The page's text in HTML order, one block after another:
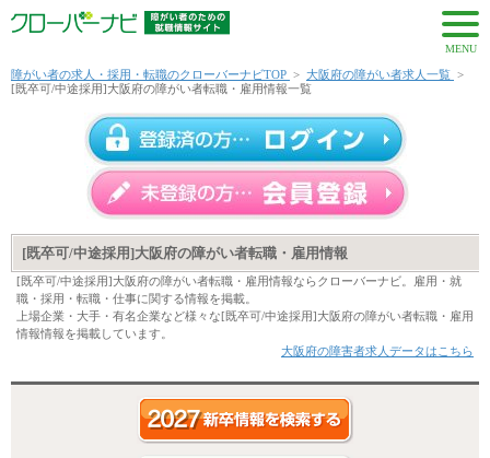
MENU
障がい者の求人・採用・転職のクローバーナビTOP > 大阪府の障がい者求人一覧 >
[既卒可/中途採用]大阪府の障がい者転職・雇用情報一覧
[既卒可/中途採用]大阪府の障がい者転職・雇用情報
[既卒可/中途採用]大阪府の障がい者転職・雇用情報ならクローバーナビ。雇用・就
職・採用・転職・仕事に関する情報を掲載。
上場企業・大手・有名企業など様々な[既卒可/中途採用]大阪府の障がい者転職・雇用
情報情報を掲載しています。
大阪府の障害者求人データはこちら